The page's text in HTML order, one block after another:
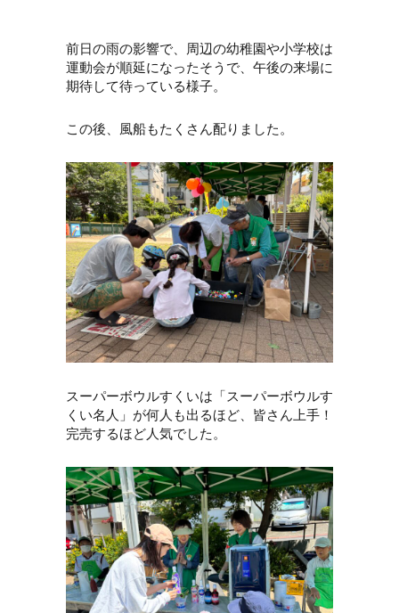
前日の雨の影響で、周辺の幼稚園や小学校は
運動会が順延になったそうで、午後の来場に
期待して待っている様子。
この後、風船もたくさん配りました。
スーパーボウルすくいは「スーパーボウルす
くい名人」が何人も出るほど、皆さん上手！
完売するほど人気でした。